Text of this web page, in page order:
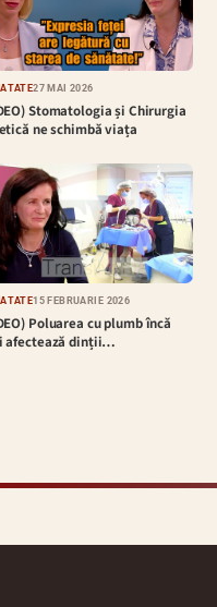
27 MAI 2026
Stomatologia și Chirurgia
ne schimbă viața
15 FEBRUARIE 2026
Poluarea cu plumb încă
afectează dinții…